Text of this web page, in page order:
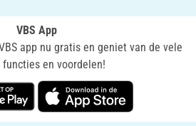
VBS App
app nu gratis en geniet van de vele
functies en voordelen!